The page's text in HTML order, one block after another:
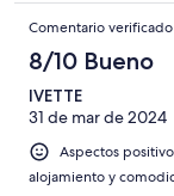
Comentario verificado
8/10 Bueno
IVETTE
31 de mar de 2024
Aspectos
alojamiento y